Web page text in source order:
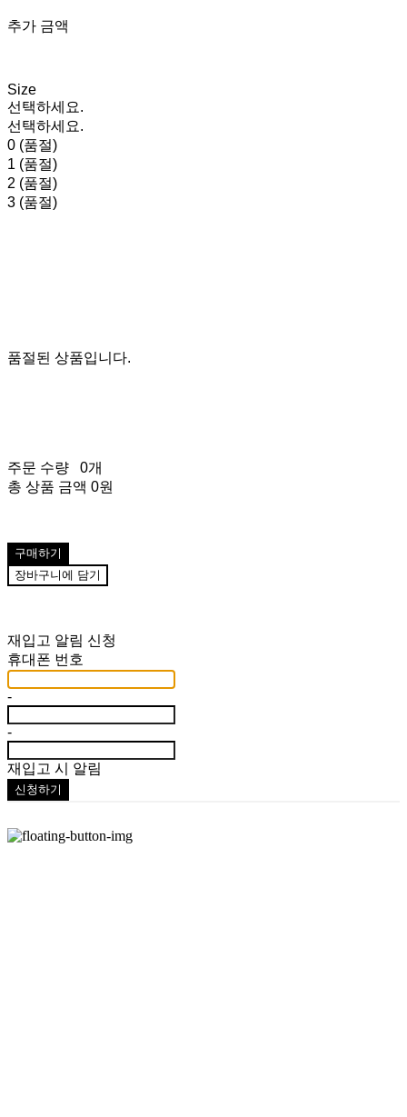
추가 금액
Size
선택하세요.
선택하세요.
0 (품절)
1 (품절)
2 (품절)
3 (품절)
품절된 상품입니다.
주문 수량
0개
총 상품 금액 0원
구매하기
장바구니에 담기
재입고 알림 신청
휴대폰 번호
-
-
재입고 시 알림
신청하기